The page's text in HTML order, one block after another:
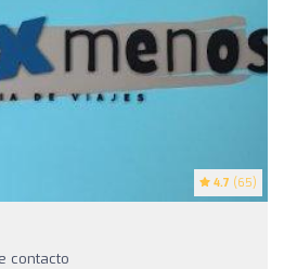
4.7 (65)
contacto